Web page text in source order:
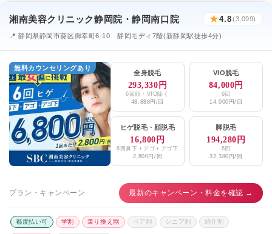
湘南美容クリニック静岡院・静岡南口院 ★4.8(3,099)
📍 静岡県静岡市葵区御幸町6-10 静岡モディ7階(新静岡駅徒歩4分)
無料カウンセリングあり
全身脱毛
293,330円
6回顔・VIO除く
48,888円/回
VIO脱毛
84,000円
6回
14,000円/回
ヒゲ脱毛・ 顔脱毛
16,800円
6回鼻下＋アゴ＋アゴ下
2,800円/回
脚脱毛
194,280円
6回
32,380円/回
プラン・キャンペーン 最新のキャンペーン・料金を確認 →
都度払い可 学割 乗り換え割 ペア割 シニア割 紹介割